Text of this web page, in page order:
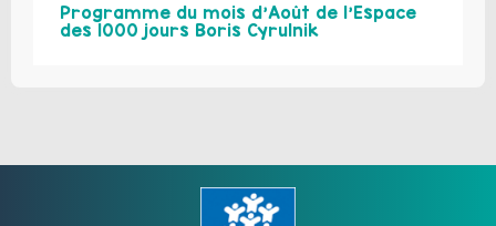
Programme du mois d’Août de l’Espace
des 1000 jours Boris Cyrulnik